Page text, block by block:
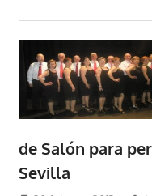
de Salón para
Sevilla